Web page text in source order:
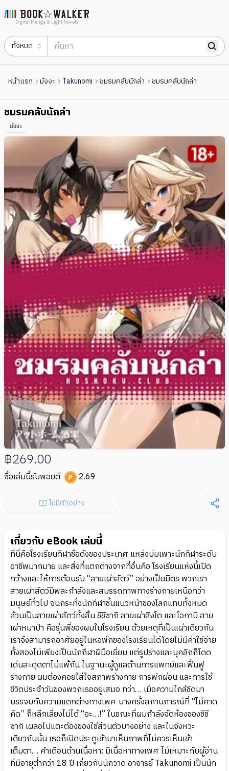
Digital Manga & Light Novels
ทั้งหมด
หน้าแรก มังงะ Takunomi ชมรมคลับนักล่า ชมรมคลับนักล่า
ชมรมคลับนักล่า
มังงะ
฿269.00
ซื้อเล่มนี้รับพอยต์ 2.69
ไม่มีตัวอย่าง
เกี่ยวกับ eBook เล่มนี้
ที่นี่คือโรงเรียนกีฬาชื่อดังของประเทศ แหล่งบ่มเพาะนักกีฬาระดับ
อาชีพมากมาย และสิ่งที่แตกต่างจากที่อื่นคือ โรงเรียนแห่งนี้เปิด
กว้างและให้การต้อนรับ “สายเผ่าสัตว์” อย่างเป็นมิตร พวกเรา
สายเผ่าสัตว์มีพละกำลังและสมรรถภาพทางร่างกายเหนือกว่า
มนุษย์ทั่วไป จนกระทั่งนักกีฬาชั้นแนวหน้าของโลกแทบทั้งหมด
ล้วนเป็นสายเผ่าสัตว์ทั้งสิ้น ชิชิซากิ สายเผ่าสิงโต และโอกามิ สาย
เผ่าหมาป่า คือรุ่นพี่ของผมในโรงเรียน ด้วยเหตุที่เป็นเผ่าเดียวกัน
เราจึงสามารถอาศัยอยู่ในหอพักของโรงเรียนได้โดยไม่มีค่าใช้จ่าย
ทั้งสองไม่เพียงเป็นนักกีฬาฝีมือเยี่ยม แต่รูปร่างและบุคลิกก็โดด
เด่นสะดุดตาไม่แพ้กัน ในฐานะผู้ดูแลด้านการแพทย์และฟื้นฟู
ร่างกาย ผมต้องคอยใส่ใจสภาพร่างกาย การพักผ่อน และการใช้
ชีวิตประจำวันของพวกเธออยู่เสมอ ทว่า… เมื่อความใกล้ชิดมา
บรรจบกับความแตกต่างทางเพศ บางครั้งสถานการณ์ที่ “ไม่คาด
คิด” ก็หลีกเลี่ยงไม่ได้ “อะ…!” ในขณะที่ผมกำลังจัดห้องของชิชิ
ซากิ เผลอไปแตะต้องของใช้ส่วนตัวบางอย่าง และในจังหวะ
เดียวกันนั้น เธอก็เปิดประตูเข้ามาเห็นภาพที่ไม่ควรเห็นเข้า
เต็มตา… คำเตือนด้านเนื้อหา: มีเนื้อหาทางเพศ ไม่เหมาะกับผู้อ่าน
ที่มีอายุต่ำกว่า 18 ปี เกี่ยวกับนักวาด อาจารย์ Takunomi เป็นนัก